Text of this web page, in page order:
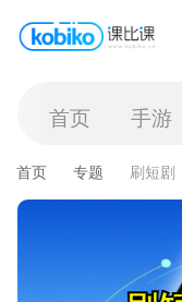
首页 手游
首页 专题 刷短剧